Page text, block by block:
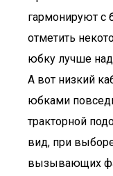
гармонируют с
отметить
юбку лучше
А вот низкий
юбками
тракторной
вид, при
вызывающих